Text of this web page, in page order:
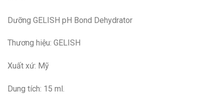
Dưỡng GELISH pH Bond Dehydrator
Thương hiệu: GELISH
Xuất xứ: Mỹ
Dung tích: 15 ml.